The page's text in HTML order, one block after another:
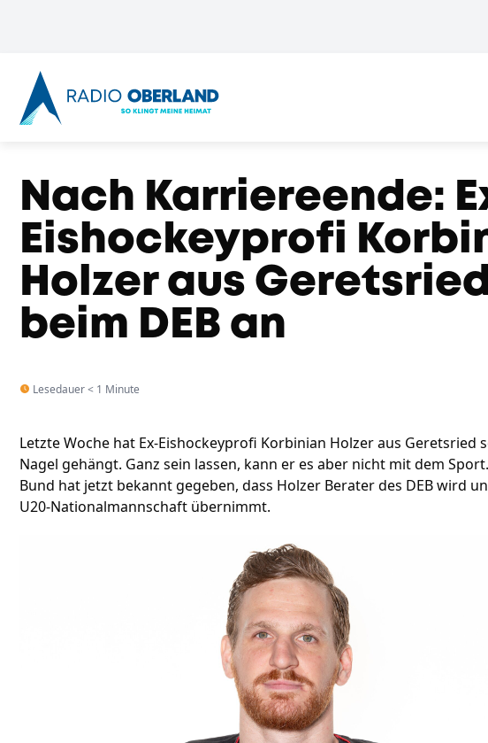
Nach Karriereende:
Eishockeyprofi
Holzer aus
beim DEB an
Lesedauer < 1 Minute
Letzte Woche hat Ex-Eishockeyprofi Korbinian Holzer aus Geretsried
Nagel gehängt. Ganz sein lassen, kann er es aber nicht mit dem
Bund hat jetzt bekannt gegeben, dass Holzer Berater des DEB wird
U20-Nationalmannschaft übernimmt.